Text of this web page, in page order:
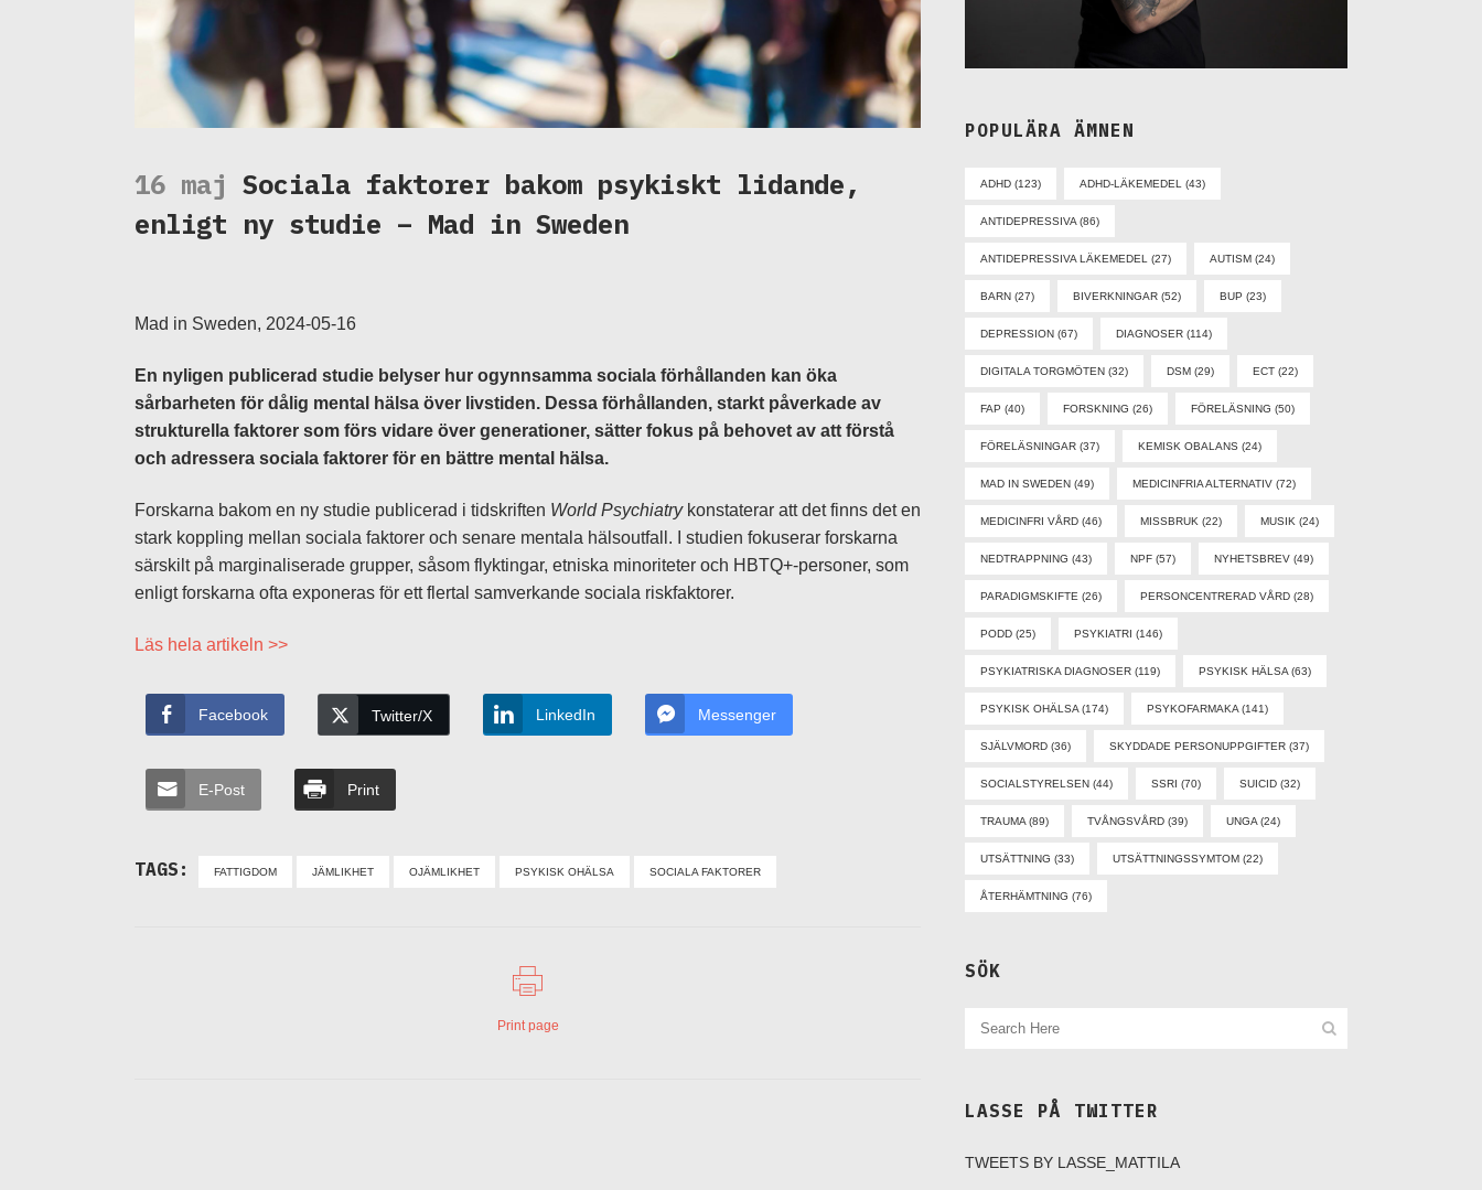
16 maj Sociala faktorer bakom psykiskt lidande,
enligt ny studie – Mad in Sweden
Mad in Sweden, 2024-05-16
En nyligen publicerad studie belyser hur ogynnsamma sociala förhållanden kan öka
sårbarheten för dålig mental hälsa över livstiden. Dessa förhållanden, starkt påverkade av
strukturella faktorer som förs vidare över generationer, sätter fokus på behovet av att förstå
och adressera sociala faktorer för en bättre mental hälsa.
Forskarna bakom en ny studie publicerad i tidskriften World Psychiatrykonstaterar att det finns det en
stark koppling mellan sociala faktorer och senare mentala hälsoutfall. I studien fokuserar forskarna
särskilt på marginaliserade grupper, såsom flyktingar, etniska minoriteter och HBTQ+-personer, som
enligt forskarna ofta exponeras för ett flertal samverkande sociala riskfaktorer.
Läs hela artikeln >>
Facebook Twitter/X LinkedIn Messenger
E-Post Print
TAGS: FATTIGDOM JÄMLIKHET OJÄMLIKHET PSYKISK OHÄLSA SOCIALA FAKTORER
Print page
POPULÄRA ÄMNEN
ADHD (123) ADHD-LÄKEMEDEL (43)
ANTIDEPRESSIVA (86)
ANTIDEPRESSIVA LÄKEMEDEL (27) AUTISM (24)
BARN (27) BIVERKNINGAR (52) BUP (23)
DEPRESSION (67) DIAGNOSER (114)
DIGITALA TORGMÖTEN (32) DSM (29) ECT (22)
FAP (40) FORSKNING (26) FÖRELÄSNING (50)
FÖRELÄSNINGAR (37) KEMISK OBALANS (24)
MAD IN SWEDEN (49) MEDICINFRIA ALTERNATIV (72)
MEDICINFRI VÅRD (46) MISSBRUK (22) MUSIK (24)
NEDTRAPPNING (43) NPF (57) NYHETSBREV (49)
PARADIGMSKIFTE (26) PERSONCENTRERAD VÅRD (28)
PODD (25) PSYKIATRI (146)
PSYKIATRISKA DIAGNOSER (119) PSYKISK HÄLSA (63)
PSYKISK OHÄLSA (174) PSYKOFARMAKA (141)
SJÄLVMORD (36) SKYDDADE PERSONUPPGIFTER (37)
SOCIALSTYRELSEN (44) SSRI (70) SUICID (32)
TRAUMA (89) TVÅNGSVÅRD (39) UNGA (24)
UTSÄTTNING (33) UTSÄTTNINGSSYMTOM (22)
ÅTERHÄMTNING (76)
SÖK
LASSE PÅ TWITTER
TWEETS BY LASSE_MATTILA